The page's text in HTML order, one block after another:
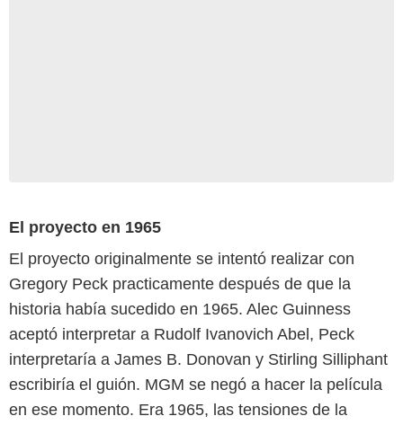
El proyecto en 1965
El proyecto originalmente se intentó realizar con
Gregory Peck practicamente después de que la
historia había sucedido en 1965. Alec Guinness
aceptó interpretar a Rudolf Ivanovich Abel, Peck
interpretaría a James B. Donovan y Stirling Silliphant
escribiría el guión. MGM se negó a hacer la película
en ese momento. Era 1965, las tensiones de la